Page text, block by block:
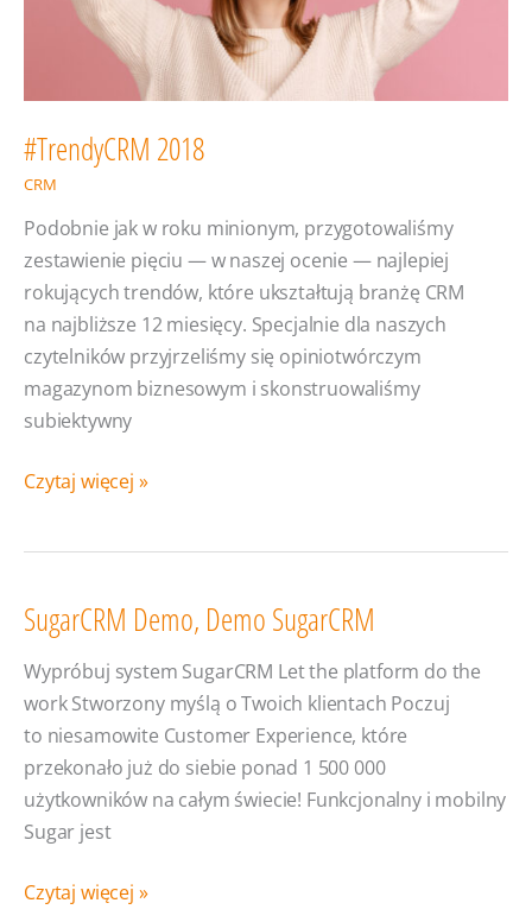
#TrendyCRM 2018
CRM
Podobnie jak w roku minionym, przygotowaliśmy
zestawienie pięciu — w naszej ocenie — najlepiej
rokujących trendów, które ukształtują branżę CRM
na najbliższe 12 miesięcy. Specjalnie dla naszych
czytelników przyjrzeliśmy się opiniotwórczym
magazynom biznesowym i skonstruowaliśmy
subiektywny
#TrendyCRM
Czytaj więcej »
SugarCRM Demo, Demo SugarCRM
Wypróbuj system SugarCRM Let the platform do the
work Stworzony myślą o Twoich klientach Poczuj
to niesamowite Customer Experience, które
przekonało już do siebie ponad 1 500 000
użytkowników na całym świecie! Funkcjonalny i mobilny
Sugar jest
SugarCRM
Czytaj więcej »